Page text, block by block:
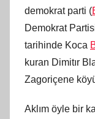
demokrat parti (
Demokrat
tarihinde Koca
kuran Dimitır
Zagoriçene
Aklım öyle bir